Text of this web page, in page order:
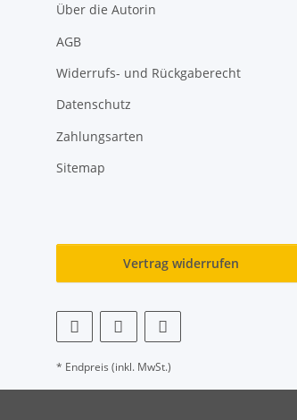
Über die Autorin
AGB
Widerrufs- und Rückgaberecht
Datenschutz
Zahlungsarten
Sitemap
Vertrag widerrufen
* Endpreis (inkl. MwSt.)